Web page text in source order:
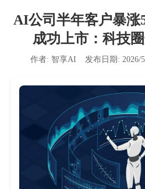
AI公司半年客户暴涨
成功上市：科技
作者: 智享AI 发布日期: 2026/